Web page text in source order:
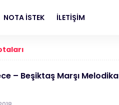
NOTA İSTEK İLETİŞİM
– Beşiktaş Marşı Melodika